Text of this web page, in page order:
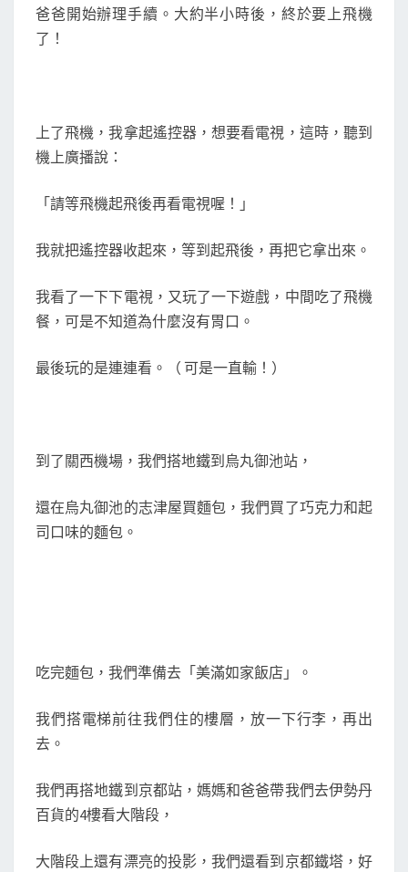
離
爸爸開始辦理手續。大約半小時後，終於要上飛機
了！
上了飛機，我拿起遙控器，想要看電視，這時，聽到
機上廣播說：
「請等飛機起飛後再看電視喔！」
我就把遙控器收起來，等到起飛後，再把它拿出來。
我看了一下下電視，又玩了一下遊戲，中間吃了飛機
餐，可是不知道為什麼沒有胃口。
最後玩的是連連看。（ 可是一直輸！）
到了關西機場，我們搭地鐵到烏丸御池站，
還在烏丸御池的志津屋買麵包，我們買了巧克力和起
司口味的麵包。
吃完麵包，我們準備去「美滿如家飯店」。
我們搭電梯前往我們住的樓層，放一下行李，再出
去。
我們再搭地鐵到京都站，媽媽和爸爸帶我們去伊勢丹
百貨的4樓看大階段，
大階段上還有漂亮的投影，我們還看到京都鐵塔，好